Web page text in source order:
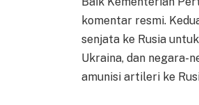
komentar resmi.
senjata ke Rusia
Ukraina, dan negara-
amunisi artileri ke